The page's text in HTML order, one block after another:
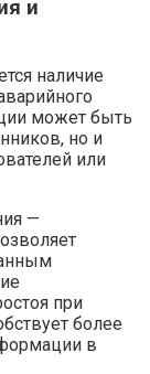
и
наличие
может быть
но и
или
—
при
более
в